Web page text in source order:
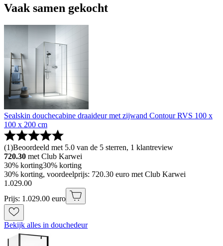
Vaak samen gekocht
Sealskin douchecabine draaideur met zijwand Contour RVS 100 x
100 x 200 cm
(1)Beoordeeld met 5.0 van de 5 sterren, 1 klantreview
720.30 met Club Karwei
30% korting30% korting
30% korting, voordeelprijs: 720.30 euro met Club Karwei
1 .029.00
Prijs: 1.029.00 euro
Bekijk alles in douchedeur